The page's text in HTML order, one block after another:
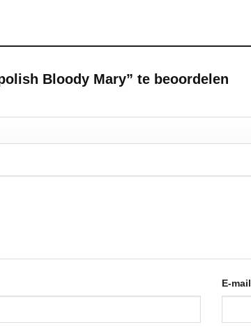
Bloody Mary” te beoordelen
E-mail